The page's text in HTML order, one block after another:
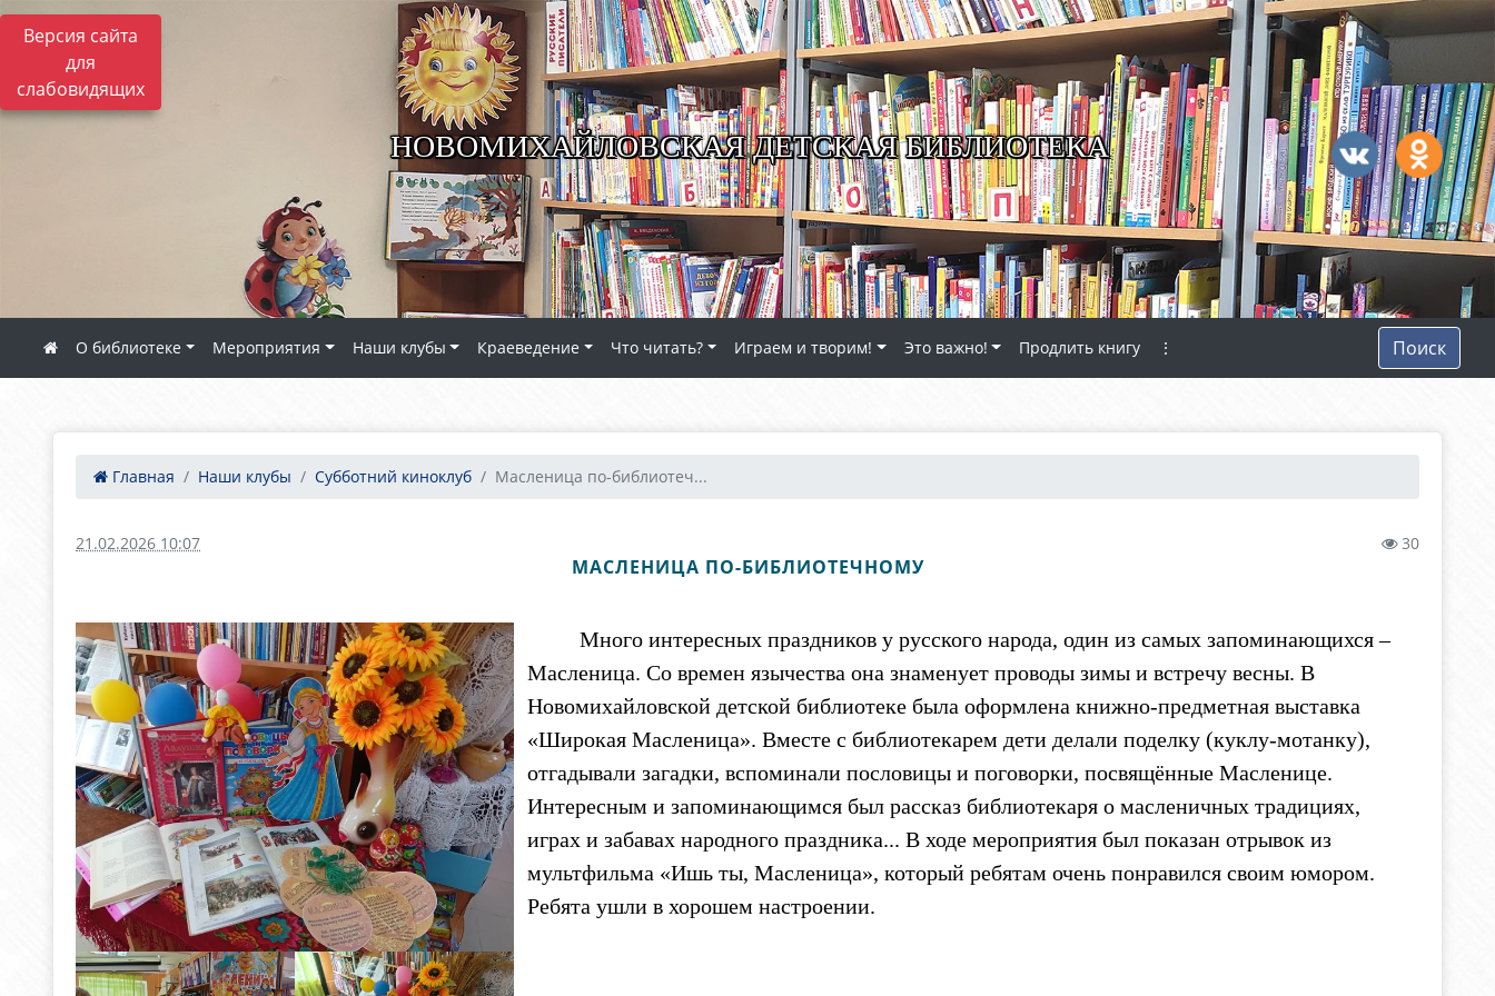
Версия сайта
для
слабовидящих
НОВОМИХАЙЛОВСКАЯ ДЕТСКАЯ БИБЛИОТЕКА
О библиотеке Мероприятия Наши клубы Краеведение Что читать? Играем и творим! Это важно! Продлить книгу ⋮ Поиск
Главная Наши клубы Субботний киноклуб Масленица по-библиотеч...
21.02.2026 10:07 30
МАСЛЕНИЦА ПО-БИБЛИОТЕЧНОМУ
Много интересных праздников у русского народа, один из самых запоминающихся –
Масленица. Со времен язычества она знаменует проводы зимы и встречу весны. В
Новомихайловской детской библиотеке была оформлена книжно-предметная выставка
«Широкая Масленица». Вместе с библиотекарем дети делали поделку (куклу-мотанку),
отгадывали загадки, вспоминали пословицы и поговорки, посвящённые Масленице.
Интересным и запоминающимся был рассказ библиотекаря о масленичных традициях,
играх и забавах народного праздника... В ходе мероприятия был показан отрывок из
мультфильма «Ишь ты, Масленица», который ребятам очень понравился своим юмором.
Ребята ушли в хорошем настроении.